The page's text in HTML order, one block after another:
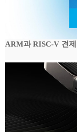
ARM과 RISC-V 견